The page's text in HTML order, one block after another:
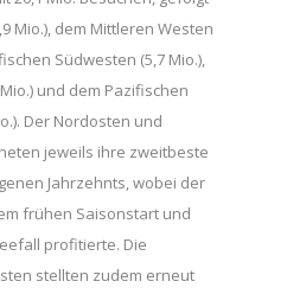
Mio.), dem Mittleren Westen
Südwesten (5,7 Mio.),
und dem Pazifischen
Der Nordosten und
jeweils ihre zweitbeste
Jahrzehnts, wobei der
frühen Saisonstart und
profitierte. Die
stellten zudem erneut